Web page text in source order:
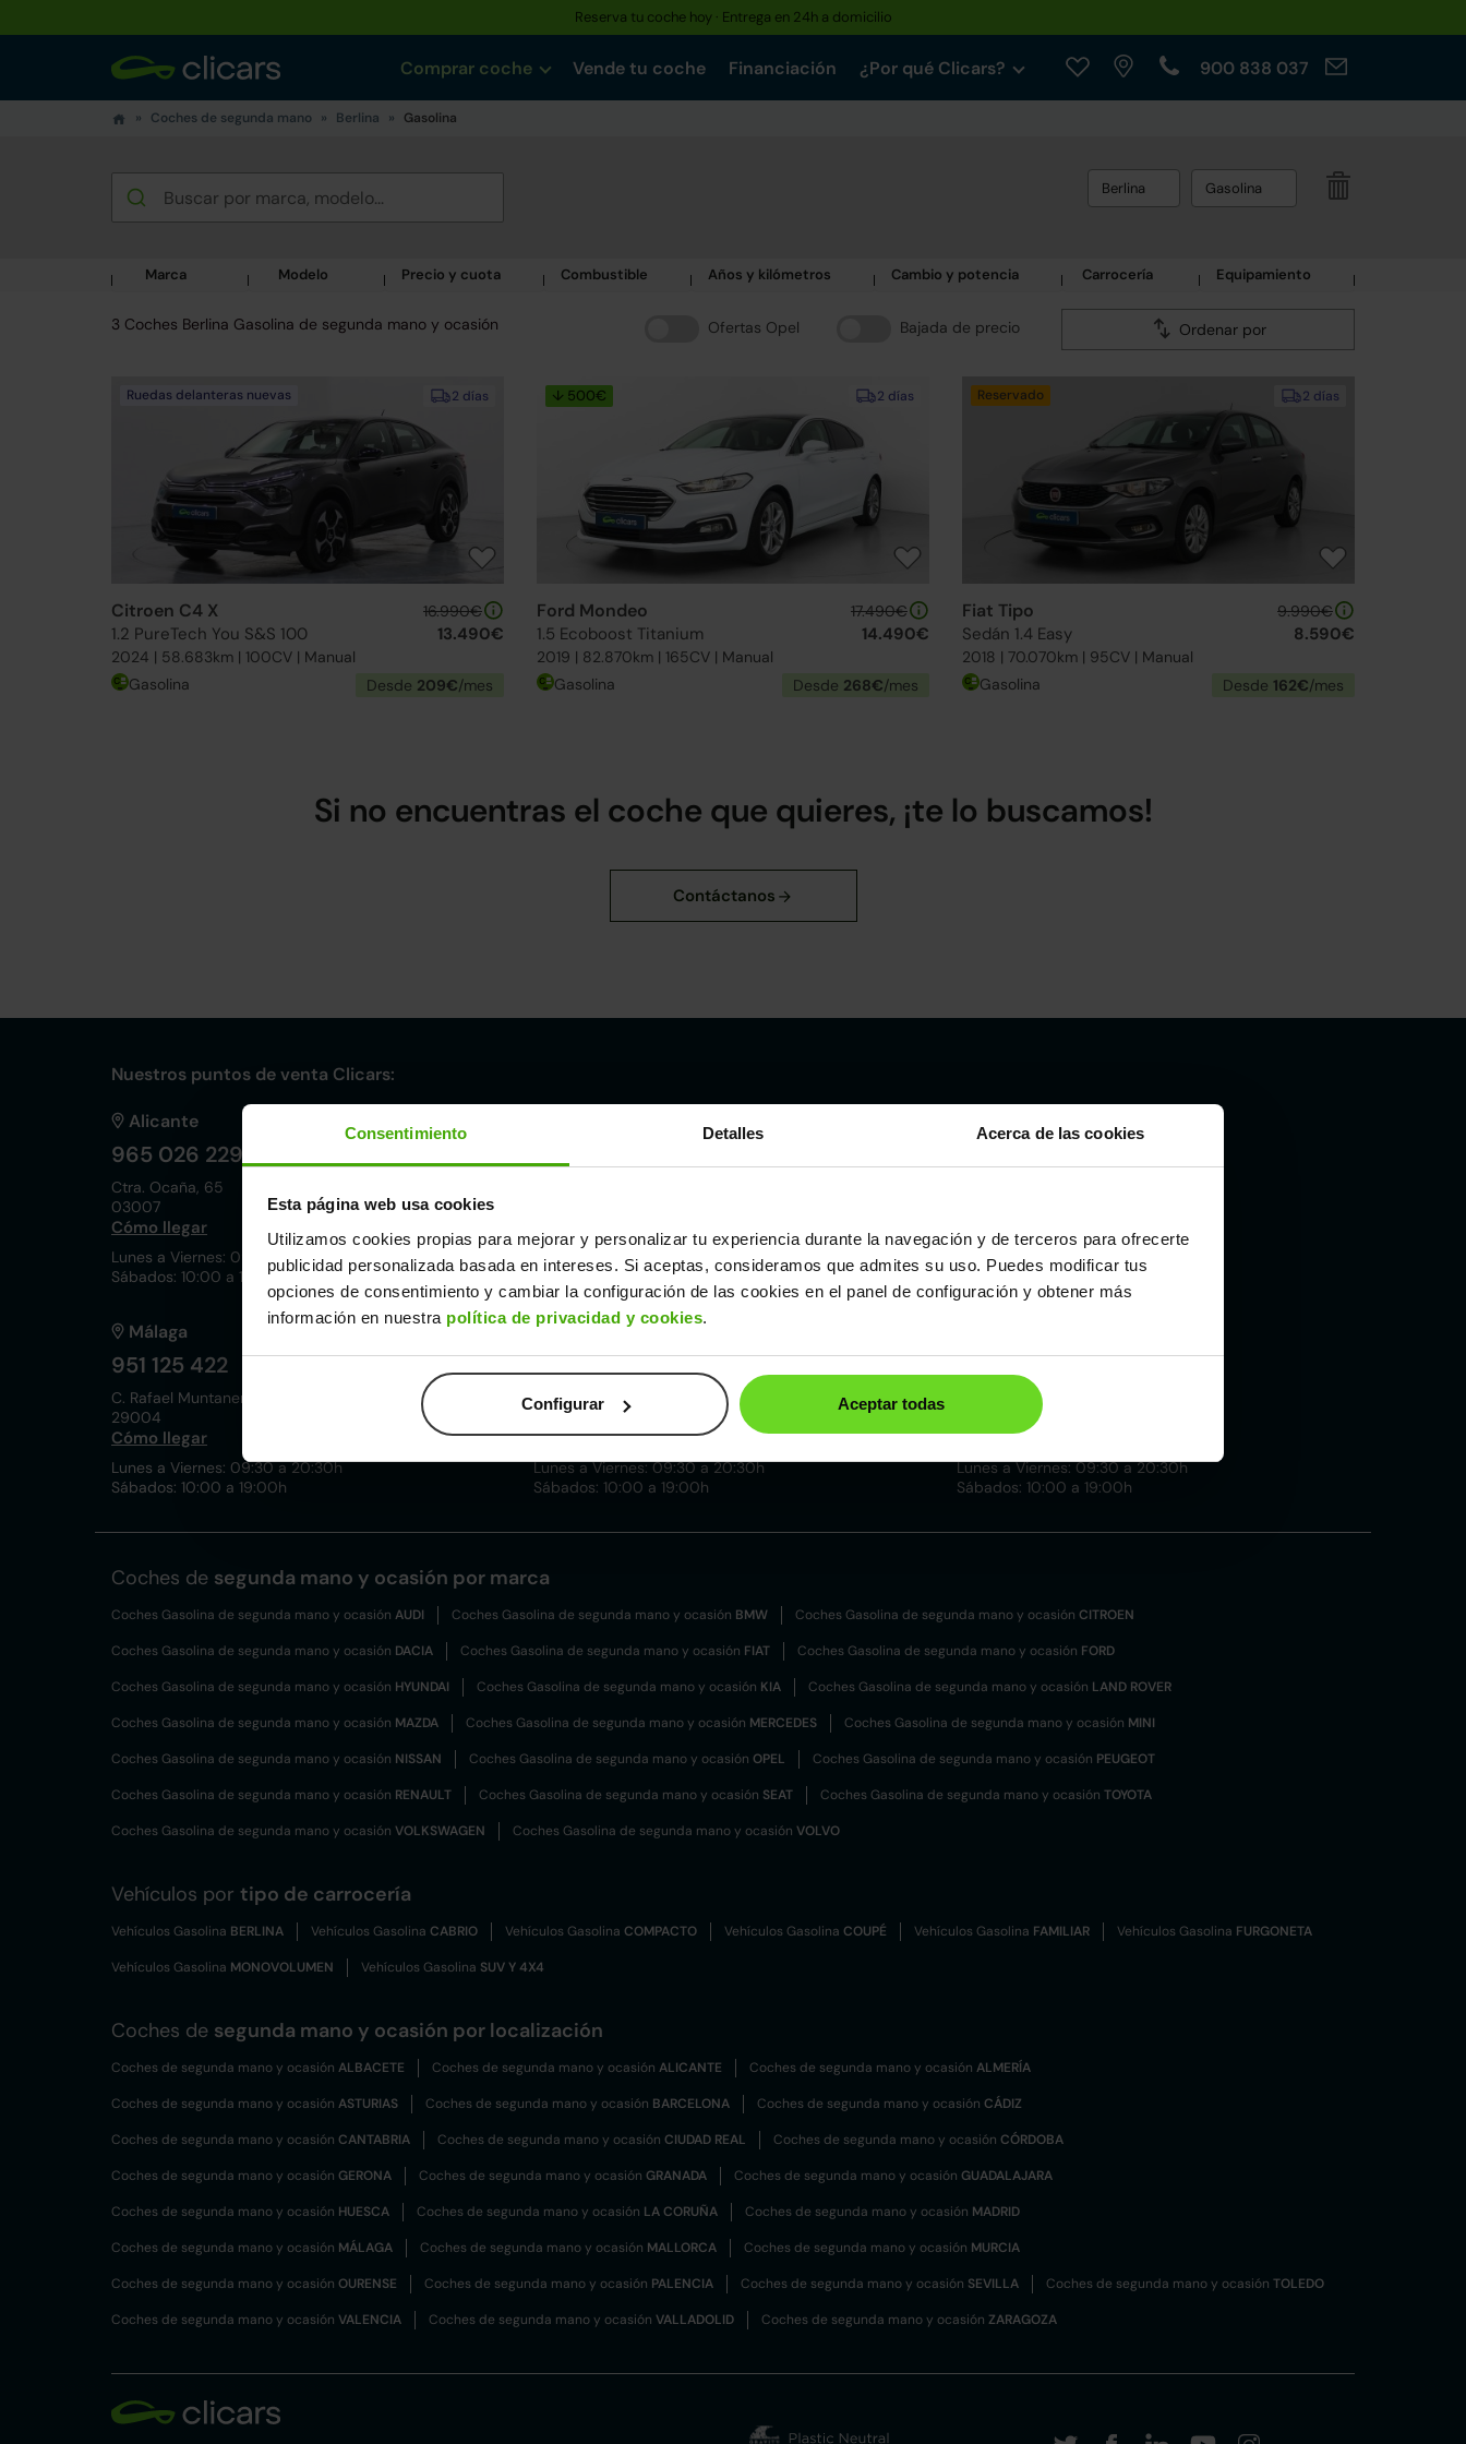
Consentimiento Detalles Acerca de las cookies
Esta página web usa cookies
Utilizamos cookies propias para mejorar y personalizar tu experiencia durante la navegación y de terceros para ofrecerte
publicidad personalizada basada en intereses. Si aceptas, consideramos que admites su uso. Puedes modificar tus
opciones de consentimiento y cambiar la configuración de las cookies en el panel de configuración y obtener más
información en nuestra política de privacidad y cookies.
Configurar Aceptar todas
Hasta un 30% más barato que uno nuevo · Garantía de hasta 3 años
Comprar coche Vende tu coche Financiación ¿Por qué Clicars? 900 838 037
Coches de segunda mano Berlina Gasolina
Berlina Gasolina
Marca Modelo Precio y cuota Combustible Años y kilómetros Cambio y potencia Carrocería Equipamiento
Ofertas Opel Bajada de precio Ordenar por
3 Coches Berlina Gasolina de segunda mano y ocasión
2 días
Ruedas delanteras nuevas
Citroen C4 X
1.2 PureTech You S&S 100
2024 | 58.683km | 100CV | Manual
16.990€
13.490€
Gasolina Desde 209€/mes
2 días
↓ 500€
Ford Mondeo
1.5 Ecoboost Titanium
2019 | 82.870km | 165CV | Manual
17.490€
14.490€
Gasolina Desde 268€/mes
2 días
Reservado
Fiat Tipo
Sedán 1.4 Easy
2018 | 70.070km | 95CV | Manual
9.990€
8.590€
Gasolina Desde 162€/mes
Si no encuentras el coche que quieres, ¡te lo buscamos!
Nuestros puntos de venta Clicars:
Alicante
965 026 229
Ctra. Ocaña, 65
03007
Cómo llegar
Lunes a Viernes: 09:30 a 20:30h
Sábados: 10:00 a 19:00h
Cómo llegar
Lunes a Viernes: 09:30 a 20:30h
Sábados: 10:00 a 19:00h
Cómo llegar
Lunes a Viernes: 09:00 a 20:30h
Sábados y Domingos: 10:00 a 19:00h
Málaga
951 125 422
C. Rafael Muntaner, 9
29004
Cómo llegar
Lunes a Viernes: 09:30 a 20:30h
Sábados: 10:00 a 19:00h
960 136 608
Av. la Pista, 12 (Pista de Silla)
46470
Cómo llegar
Lunes a Viernes: 09:30 a 20:30h
Sábados: 10:00 a 19:00h
876 142 002
Av. Diagonal, 20 (Plaza)
Cómo llegar
Lunes a Viernes: 09:30 a 20:30h
Sábados: 10:00 a 19:00h
Coches de segunda mano y ocasión por marca
Coches Gasolina de segunda mano y ocasión AUDI Coches Gasolina de segunda mano y ocasión BMW Coches Gasolina de segunda mano y ocasión CITROEN
Coches Gasolina de segunda mano y ocasión DACIA Coches Gasolina de segunda mano y ocasión FIAT Coches Gasolina de segunda mano y ocasión FORD
Coches Gasolina de segunda mano y ocasión HYUNDAI Coches Gasolina de segunda mano y ocasión KIA Coches Gasolina de segunda mano y ocasión LAND ROVER
Coches Gasolina de segunda mano y ocasión MAZDA Coches Gasolina de segunda mano y ocasión MERCEDES Coches Gasolina de segunda mano y ocasión MINI
Coches Gasolina de segunda mano y ocasión NISSAN Coches Gasolina de segunda mano y ocasión OPEL Coches Gasolina de segunda mano y ocasión PEUGEOT
Coches Gasolina de segunda mano y ocasión RENAULT Coches Gasolina de segunda mano y ocasión SEAT Coches Gasolina de segunda mano y ocasión TOYOTA
Coches Gasolina de segunda mano y ocasión VOLKSWAGEN Coches Gasolina de segunda mano y ocasión VOLVO
Vehículos por tipo de carrocería
Vehículos Gasolina BERLINA Vehículos Gasolina CABRIO Vehículos Gasolina COMPACTO Vehículos Gasolina COUPÉ Vehículos Gasolina FAMILIAR Vehículos Gasolina FURGONETA
Vehículos Gasolina MONOVOLUMEN Vehículos Gasolina SUV Y 4X4
Coches de segunda mano y ocasión por localización
Coches de segunda mano y ocasión ALBACETE Coches de segunda mano y ocasión ALICANTE Coches de segunda mano y ocasión ALMERÍA
Coches de segunda mano y ocasión ASTURIAS Coches de segunda mano y ocasión BARCELONA Coches de segunda mano y ocasión CÁDIZ
Coches de segunda mano y ocasión CANTABRIA Coches de segunda mano y ocasión CIUDAD REAL Coches de segunda mano y ocasión CÓRDOBA
Coches de segunda mano y ocasión GERONA Coches de segunda mano y ocasión GRANADA Coches de segunda mano y ocasión GUADALAJARA
Coches de segunda mano y ocasión HUESCA Coches de segunda mano y ocasión LA CORUÑA Coches de segunda mano y ocasión MADRID
Coches de segunda mano y ocasión MÁLAGA Coches de segunda mano y ocasión MALLORCA Coches de segunda mano y ocasión MURCIA
Coches de segunda mano y ocasión OURENSE Coches de segunda mano y ocasión PALENCIA Coches de segunda mano y ocasión SEVILLA Coches de segunda mano y ocasión TOLEDO
Coches de segunda mano y ocasión VALENCIA Coches de segunda mano y ocasión VALLADOLID Coches de segunda mano y ocasión ZARAGOZA